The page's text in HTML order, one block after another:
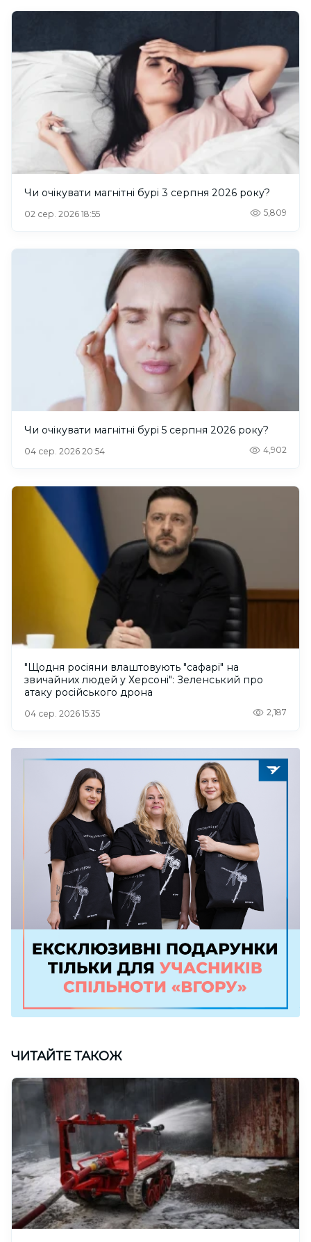
Чи очікувати магнітні бурі 3 серпня 2026 року?
02 сер. 2026 18:55 5,809
Чи очікувати магнітні бурі 5 серпня 2026 року?
04 сер. 2026 20:54 4,902
"Щодня росіяни влаштовують "сафарі" на
звичайних людей у Херсоні": Зеленський про
атаку російського дрона
04 сер. 2026 15:35 2,187
ЧИТАЙТЕ ТАКОЖ